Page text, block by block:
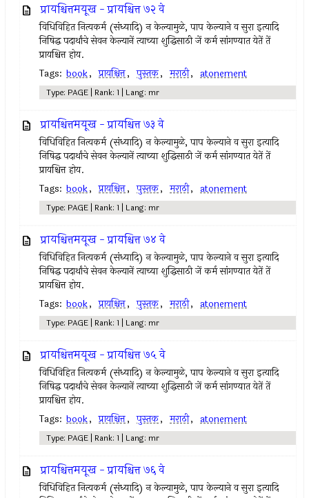
प्रायश्चित्तमयूख - प्रायश्चित्त ७२ वे
विधिविहित नित्‍यकर्म (संध्यादि) न केल्‍यामुळे, पाप केल्याने व सुरा इत्‍यादि
निषिद्ध पदार्थांचे सेवन केल्‍यानें त्‍याच्या शुद्धिसाठी जें कर्म सांगण्यात येतें तें
प्रायश्चित्त होय.
Tags: book, प्रायश्चित्त, पुस्तक, मराठी, atonement
Type: PAGE | Rank: 1 | Lang: mr
प्रायश्चित्तमयूख - प्रायश्चित्त ७३ वे
विधिविहित नित्‍यकर्म (संध्यादि) न केल्‍यामुळे, पाप केल्याने व सुरा इत्‍यादि
निषिद्ध पदार्थांचे सेवन केल्‍यानें त्‍याच्या शुद्धिसाठी जें कर्म सांगण्यात येतें तें
प्रायश्चित्त होय.
Tags: book, प्रायश्चित्त, पुस्तक, मराठी, atonement
Type: PAGE | Rank: 1 | Lang: mr
प्रायश्चित्तमयूख - प्रायश्चित्त ७४ वे
विधिविहित नित्‍यकर्म (संध्यादि) न केल्‍यामुळे, पाप केल्याने व सुरा इत्‍यादि
निषिद्ध पदार्थांचे सेवन केल्‍यानें त्‍याच्या शुद्धिसाठी जें कर्म सांगण्यात येतें तें
प्रायश्चित्त होय.
Tags: book, प्रायश्चित्त, पुस्तक, मराठी, atonement
Type: PAGE | Rank: 1 | Lang: mr
प्रायश्चित्तमयूख - प्रायश्चित्त ७५ वे
विधिविहित नित्‍यकर्म (संध्यादि) न केल्‍यामुळे, पाप केल्याने व सुरा इत्‍यादि
निषिद्ध पदार्थांचे सेवन केल्‍यानें त्‍याच्या शुद्धिसाठी जें कर्म सांगण्यात येतें तें
प्रायश्चित्त होय.
Tags: book, प्रायश्चित्त, पुस्तक, मराठी, atonement
Type: PAGE | Rank: 1 | Lang: mr
प्रायश्चित्तमयूख - प्रायश्चित्त ७६ वे
विधिविहित नित्‍यकर्म (संध्यादि) न केल्‍यामुळे, पाप केल्याने व सुरा इत्‍यादि